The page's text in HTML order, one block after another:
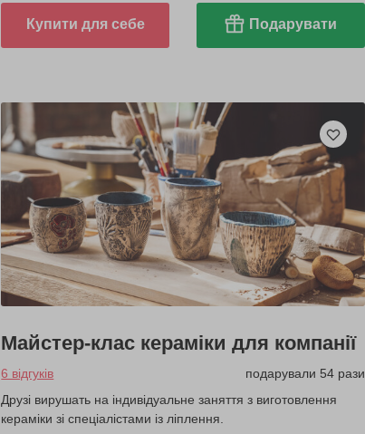
Купити для себе Подарувати
Майстер-клас кераміки для компанії
6 відгуків
подарували 54 рази
Друзі вирушать на індивідуальне заняття з виготовлення
кераміки зі спеціалістами із ліплення.